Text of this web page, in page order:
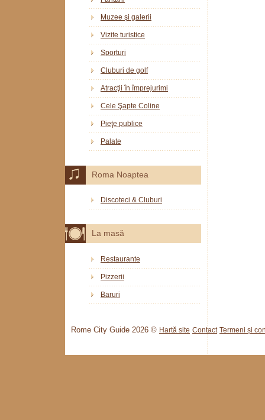
Muzee şi galerii
Vizite turistice
Sporturi
Cluburi de golf
Atracţii în împrejurimi
Cele Şapte Coline
Pieţe publice
Palate
Roma Noaptea
Discoteci & Cluburi
La masă
Restaurante
Pizzerii
Baruri
Rome City Guide 2026 © Hartă site Contact Termeni și